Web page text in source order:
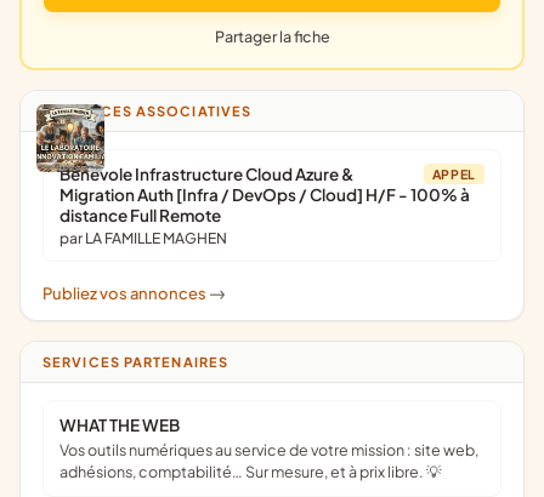
Partager la fiche
ANNONCES ASSOCIATIVES
APPEL
Bénévole Infrastructure Cloud Azure &
Migration Auth [Infra / DevOps / Cloud] H/F - 100% à
distance Full Remote
par LA FAMILLE MAGHEN
Publiez vos annonces ->
SERVICES PARTENAIRES
WHAT THE WEB
Vos outils numériques au service de votre mission : site web,
adhésions, comptabilité… Sur mesure, et à prix libre. 💡